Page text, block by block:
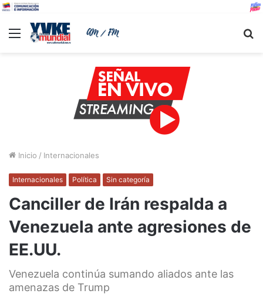
Menu
Inicio / Internacionales
Internacionales Política Sin categoría
Canciller de Irán respalda a
Venezuela ante agresiones de
EE.UU.
Venezuela continúa sumando aliados ante las
amenazas de Trump